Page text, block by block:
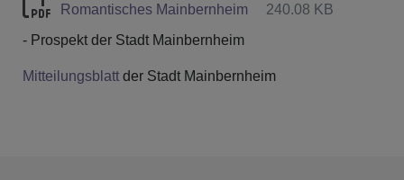
Romantisches Mainbernheim
240.08 KB
- Prospekt der Stadt Mainbernheim
Mitteilungsblatt der Stadt Mainbernheim